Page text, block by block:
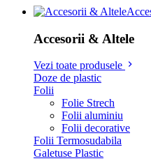
Accesorii & Altele
Vezi toate produsele
Doze de plastic
Folii
Folie Strech
Folii aluminiu
Folii decorative
Folii Termosudabila
Galetuse Plastic